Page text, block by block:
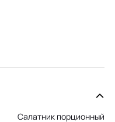
Салатник порционный